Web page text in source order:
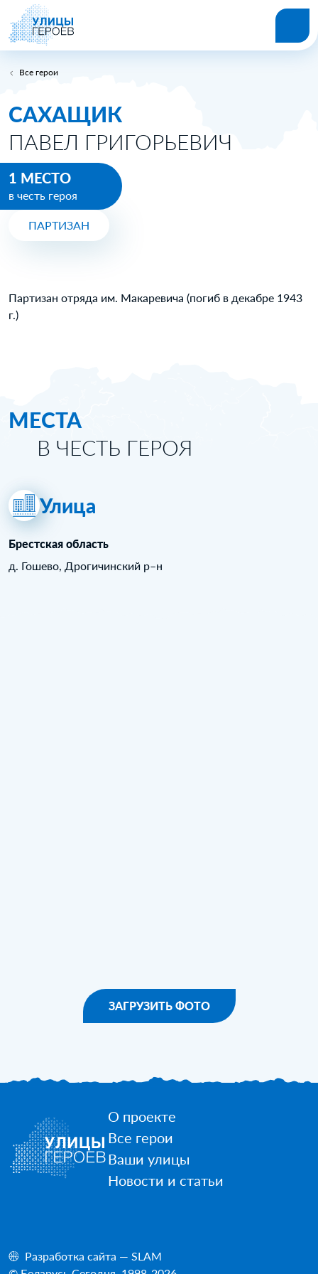
Все герои
САХАЩИК
ПАВЕЛ ГРИГОРЬЕВИЧ
1 МЕСТО
в честь героя
ПАРТИЗАН
Партизан отряда им. Макаревича (погиб в декабре 1943
г.)
МЕСТА
В ЧЕСТЬ ГЕРОЯ
Улица
Брестская область
д. Гошево, Дрогичинский р–н
ЗАГРУЗИТЬ ФОТО
О проекте
Все герои
Ваши улицы
Новости и статьи
Разработка сайта — SLAM